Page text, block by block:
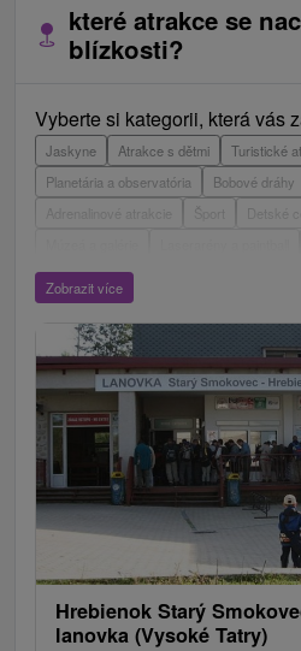
které atrakce se
blízkosti?
Vyberte si kategorii, která vás
Jaskyne Atrakce s dětmi
Turistické
Planetária a observatória
Bobové dráhy
Adrenalinové atrakcie
Detské
ZOO a zvieracie farmy
Hrady, zámky, zrúcaniny
Mestské a zámocké parky
Jazerá, plesá, vodné nádrže
Technické
Drevené kostolíky
Túry a turistické chodníky
Kaštiele
Sakrálne miesta
Plte, rafting, splavy
Lyžiarske strediská
Golfové ihriská
Amfiteátre a kiná v prírode
Vínne cesty
Zobrazit více
Hrebienok Starý
lanovka (Vysoké Tatry)